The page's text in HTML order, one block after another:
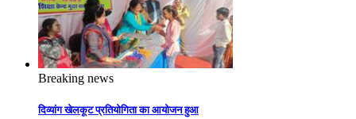
Breaking news
दिव्यांग खेलकूट प्रतियोगिता का आयोजन हुआ